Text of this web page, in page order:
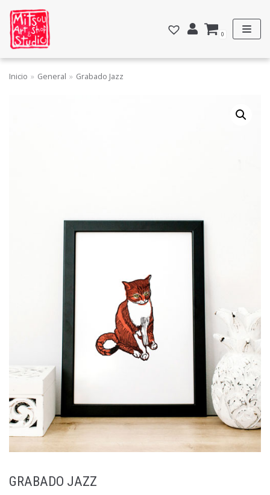
Saltar
al
contenido
0
Inicio » General » Grabado Jazz
GRABADO JAZZ